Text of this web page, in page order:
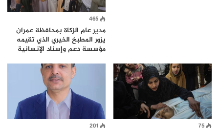
465
مدير عام الزكاة بمحافظة عمران
يزور المطبخ الخيري الذي تقيمه
مؤسسة دعم وإسناد الإنسانية
75
201